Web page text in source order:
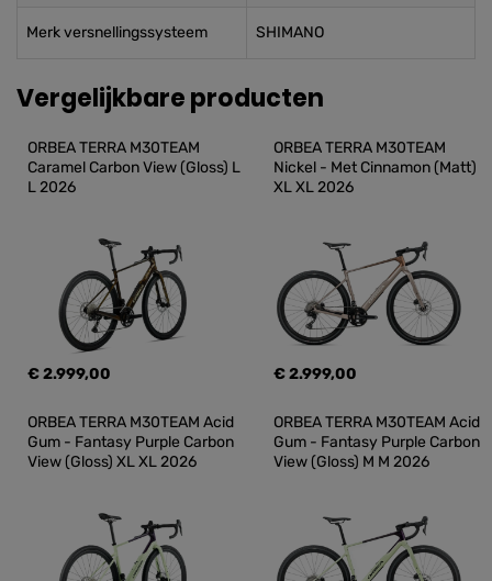
Merk versnellingssysteem SHIMANO
Vergelijkbare producten
ORBEA TERRA M30TEAM
Caramel Carbon View (Gloss) L
L 2026
€ 2.999,00
ORBEA TERRA M30TEAM
Nickel - Met Cinnamon (Matt)
XL XL 2026
€ 2.999,00
ORBEA TERRA M30TEAM Acid
Gum - Fantasy Purple Carbon
View (Gloss) XL XL 2026
ORBEA TERRA M30TEAM Acid
Gum - Fantasy Purple Carbon
View (Gloss) M M 2026